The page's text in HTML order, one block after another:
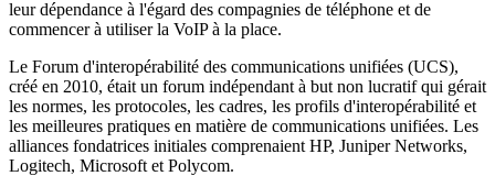
leur dépendance à l'égard des compagnies de téléphone et de
commencer à utiliser la VoIP à la place.
Le Forum d'interopérabilité des communications unifiées (UCS),
créé en 2010, était un forum indépendant à but non lucratif qui gérait
les normes, les protocoles, les cadres, les profils d'interopérabilité et
les meilleures pratiques en matière de communications unifiées. Les
alliances fondatrices initiales comprenaient HP, Juniper Networks,
Logitech, Microsoft et Polycom.